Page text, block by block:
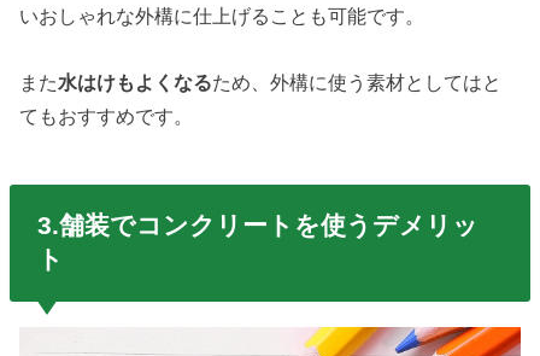
いおしゃれな外構に仕上げることも可能です。
また水はけもよくなるため、外構に使う素材としてはと
てもおすすめです。
3.舗装でコンクリートを使うデメリッ
ト